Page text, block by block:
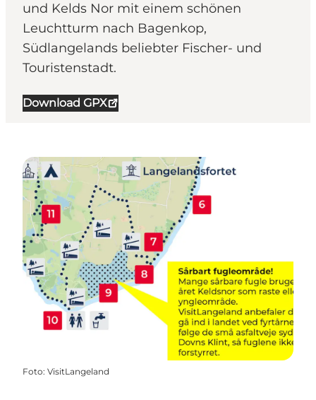
und Kelds Nor mit einem schönen
Leuchtturm nach Bagenkop,
Südlangelands beliebter Fischer- und
Touristenstadt.
Download GPX
Foto: VisitLangeland